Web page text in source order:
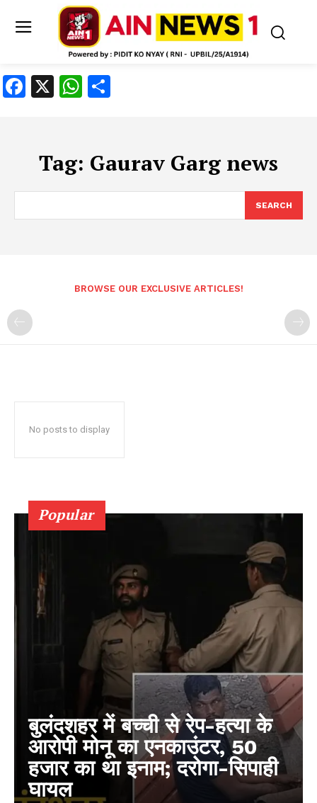
Facebook
X WhatsApp
Tag: Gaurav Garg news
SEARCH
BROWSE OUR EXCLUSIVE ARTICLES!
No posts to display
Popular
बुलंदशहर में बच्ची से रेप-हत्या के
आरोपी मोनू का एनकाउंटर, 50
हजार का था इनाम; दरोगा-सिपाही
घायल